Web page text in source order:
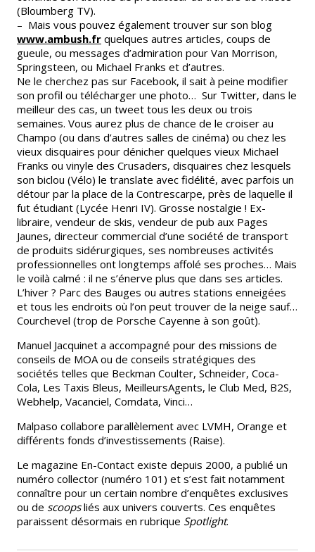
(Bloumberg TV).
– Mais vous pouvez également trouver sur son blog
www.ambush.fr quelques autres articles, coups de
gueule, ou messages d’admiration pour Van Morrison,
Springsteen, ou Michael Franks et d’autres.
Ne le cherchez pas sur Facebook, il sait à peine modifier
son profil ou télécharger une photo… Sur Twitter, dans le
meilleur des cas, un tweet tous les deux ou trois
semaines. Vous aurez plus de chance de le croiser au
Champo (ou dans d’autres salles de cinéma) ou chez les
vieux disquaires pour dénicher quelques vieux Michael
Franks ou vinyle des Crusaders, disquaires chez lesquels
son biclou (Vélo) le translate avec fidélité, avec parfois un
détour par la place de la Contrescarpe, près de laquelle il
fut étudiant (Lycée Henri IV). Grosse nostalgie ! Ex-
libraire, vendeur de skis, vendeur de pub aux Pages
Jaunes, directeur commercial d’une société de transport
de produits sidérurgiques, ses nombreuses activités
professionnelles ont longtemps affolé ses proches… Mais
le voilà calmé : il ne s’énerve plus que dans ses articles.
L’hiver ? Parc des Bauges ou autres stations enneigées
et tous les endroits où l’on peut trouver de la neige sauf…
Courchevel (trop de Porsche Cayenne à son goût).
Manuel Jacquinet a accompagné pour des missions de
conseils de MOA ou de conseils stratégiques des
sociétés telles que Beckman Coulter, Schneider, Coca-
Cola, Les Taxis Bleus, MeilleursAgents, le Club Med, B2S,
Webhelp, Vacanciel, Comdata, Vinci…
Malpaso collabore parallèlement avec LVMH, Orange et
différents fonds d’investissements (Raise).
Le magazine En-Contact existe depuis 2000, a publié un
numéro collector (numéro 101) et s’est fait notamment
connaître pour un certain nombre d’enquêtes exclusives
ou de scoopsliés aux univers couverts. Ces enquêtes
paraissent désormais en rubrique Spotlight.